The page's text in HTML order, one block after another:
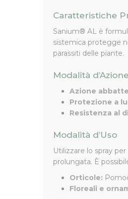
Caratteristiche
Sanium® AL è
sistemica protegge
parassiti delle piante.
Modalità d’Azione
Azione
Protezione a
Resistenza al
Modalità d’Uso
Utilizzare lo spray
prolungata. È
Orticole:
Floreali e